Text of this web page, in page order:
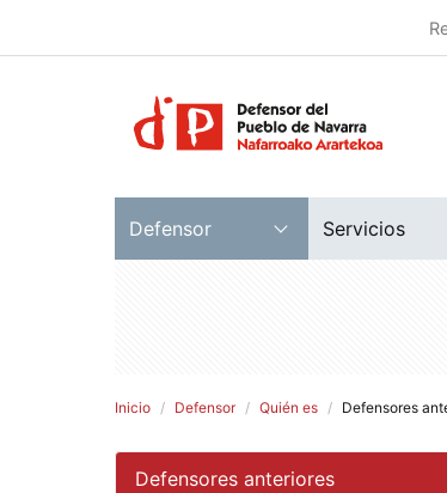
Defensor Servicios
Inicio Defensor Quién es Defensores
Defensores anteriores